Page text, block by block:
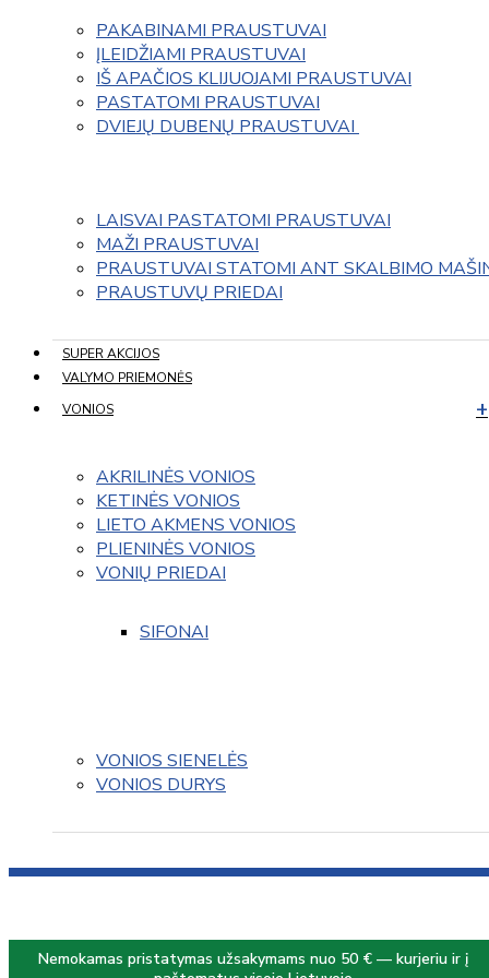
PAKABINAMI PRAUSTUVAI
ĮLEIDŽIAMI PRAUSTUVAI
IŠ APAČIOS KLIJUOJAMI PRAUSTUVAI
PASTATOMI PRAUSTUVAI
DVIEJŲ DUBENŲ PRAUSTUVAI
LAISVAI PASTATOMI PRAUSTUVAI
MAŽI PRAUSTUVAI
PRAUSTUVAI STATOMI ANT SKALBIMO
PRAUSTUVŲ PRIEDAI
SUPER AKCIJOS
VALYMO PRIEMONĖS
VONIOS
AKRILINĖS VONIOS
KETINĖS VONIOS
LIETO AKMENS VONIOS
PLIENINĖS VONIOS
VONIŲ PRIEDAI
SIFONAI
VONIOS SIENELĖS
VONIOS DURYS
Nemokamas pristatymas užsakymams nuo 50 € — kurjeriu ir į